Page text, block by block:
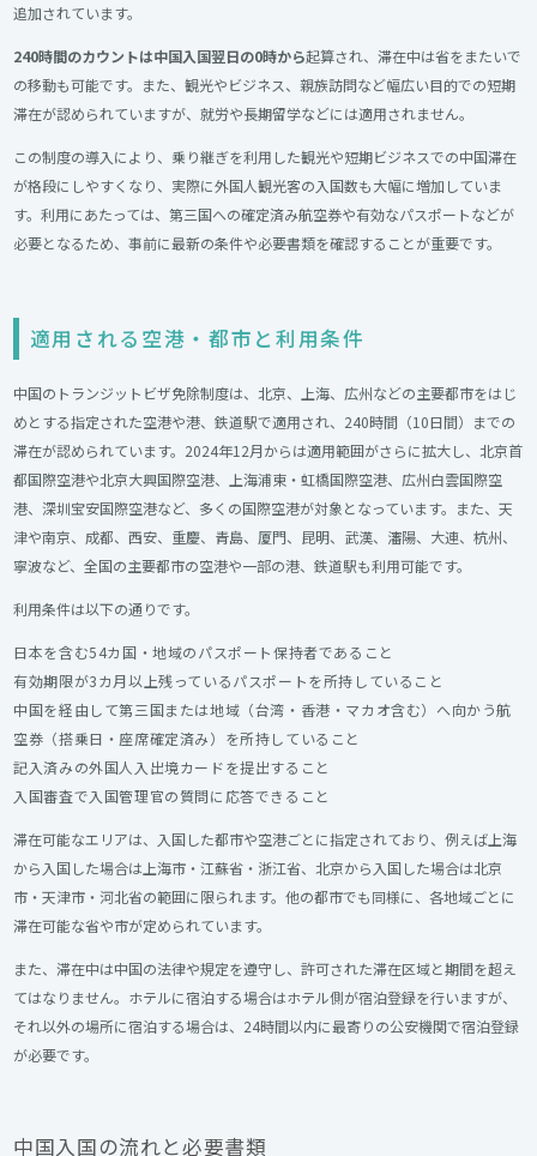
追加されています。
240時間のカウントは中国入国翌日の0時から起算され、滞在中は省をまたいで
の移動も可能です。また、観光やビジネス、親族訪問など幅広い目的での短期
滞在が認められていますが、就労や長期留学などには適用されません。
この制度の導入により、乗り継ぎを利用した観光や短期ビジネスでの中国滞在
が格段にしやすくなり、実際に外国人観光客の入国数も大幅に増加していま
す。利用にあたっては、第三国への確定済み航空券や有効なパスポートなどが
必要となるため、事前に最新の条件や必要書類を確認することが重要です。
適用される空港・都市と利用条件
中国のトランジットビザ免除制度は、北京、上海、広州などの主要都市をはじ
めとする指定された空港や港、鉄道駅で適用され、240時間（10日間）までの
滞在が認められています。2024年12月からは適用範囲がさらに拡大し、北京首
都国際空港や北京大興国際空港、上海浦東・虹橋国際空港、広州白雲国際空
港、深圳宝安国際空港など、多くの国際空港が対象となっています。また、天
津や南京、成都、西安、重慶、青島、厦門、昆明、武漢、瀋陽、大連、杭州、
寧波など、全国の主要都市の空港や一部の港、鉄道駅も利用可能です。
利用条件は以下の通りです。
日本を含む54カ国・地域のパスポート保持者であること
有効期限が3カ月以上残っているパスポートを所持していること
中国を経由して第三国または地域（台湾・香港・マカオ含む）へ向かう航
空券（搭乗日・座席確定済み）を所持していること
記入済みの外国人入出境カードを提出すること
入国審査で入国管理官の質問に応答できること
滞在可能なエリアは、入国した都市や空港ごとに指定されており、例えば上海
から入国した場合は上海市・江蘇省・浙江省、北京から入国した場合は北京
市・天津市・河北省の範囲に限られます。他の都市でも同様に、各地域ごとに
滞在可能な省や市が定められています。
また、滞在中は中国の法律や規定を遵守し、許可された滞在区域と期間を超え
てはなりません。ホテルに宿泊する場合はホテル側が宿泊登録を行いますが、
それ以外の場所に宿泊する場合は、24時間以内に最寄りの公安機関で宿泊登録
が必要です。
中国入国の流れと必要書類